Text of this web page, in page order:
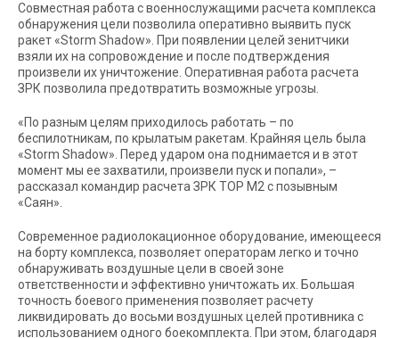
Совместная работа с военнослужащими расчета комплекса
обнаружения цели позволила оперативно выявить пуск
ракет «Storm Shadow». При появлении целей зенитчики
взяли их на сопровождение и после подтверждения
произвели их уничтожение. Оперативная работа расчета
ЗРК позволила предотвратить возможные угрозы.
«По разным целям приходилось работать – по
беспилотникам, по крылатым ракетам. Крайняя цель была
«Storm Shadow». Перед ударом она поднимается и в этот
момент мы ее захватили, произвели пуск и попали», –
рассказал командир расчета ЗРК ТОР М2 с позывным
«Саян».
Современное радиолокационное оборудование, имеющееся
на борту комплекса, позволяет операторам легко и точно
обнаруживать воздушные цели в своей зоне
ответственности и эффективно уничтожать их. Большая
точность боевого применения позволяет расчету
ликвидировать до восьми воздушных целей противника с
использованием одного боекомплекта. При этом, благодаря